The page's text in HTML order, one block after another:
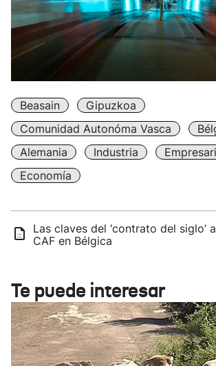
Beasain
Gipuzkoa
Comunidad Autonóma Vasca
Alemania
Industria
Economía
Las claves del ‘contrato del siglo’
CAF en Bélgica
Te puede interesar